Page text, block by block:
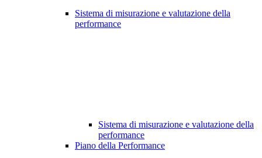
Sistema di misurazione e valutazione della
performance
Sistema di misurazione e valutazione della
performance
Piano della Performance